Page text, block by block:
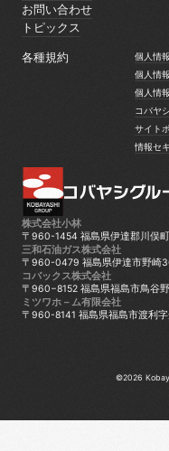
株式会社小林
〒960-1454 福島県伊達郡川俣
三和石油ガス株式会社
〒960-0479 福島県伊達市野崎
コバックス株式会社
〒960−8152 福島県福島市鳥谷
ミツワホ－ム有限会社
〒960-8141 福島県福島市渡利
グループ実績
お問い合わせ
お問い合わせ
トピックス
各種規約
個人情
個人情
個人情
個人情
個人情
個人情
コバヤ
コバヤ
サイト
サイト
情報セ
©2026